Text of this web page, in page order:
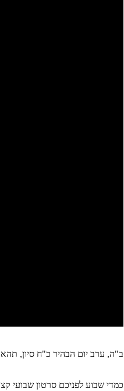
ב"ה, ערב יום הבהיר כ"ח סיון, תהא
כמדי שבוע לפניכם סרטון שבועי